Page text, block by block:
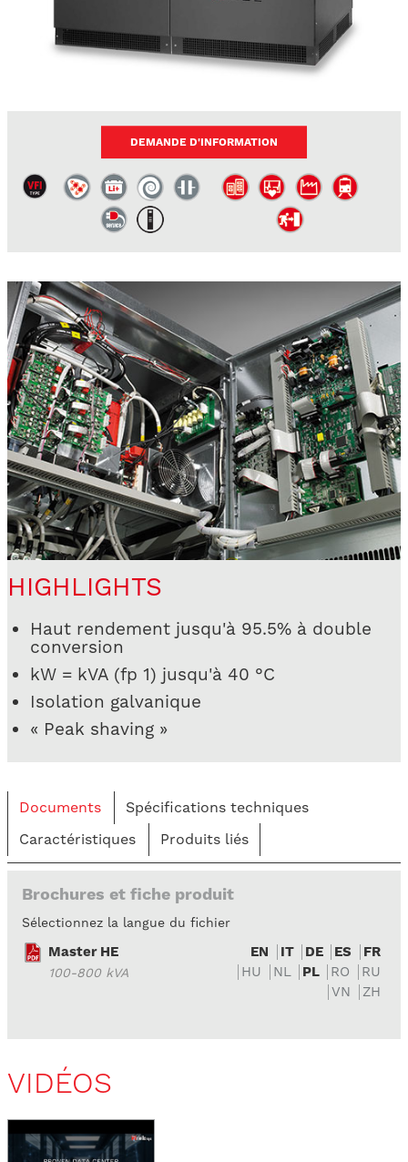
DEMANDE D'INFORMATION
HIGHLIGHTS
Haut rendement jusqu'à 95.5% à double
conversion
kW = kVA (fp 1) jusqu'à 40 °C
Isolation galvanique
« Peak shaving »
Documents
Spécifications techniques
Caractéristiques
Produits liés
Brochures et fiche produit
Sélectionnez la langue du fichier
Master HE
100-800 kVA
EN IT DE ES
FR
HU
NL PL RO
RU
VN
ZH
VIDÉOS